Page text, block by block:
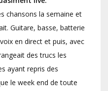
chansons la semaine et
Guitare, basse, batterie
en direct et puis, avec
des trucs les
ayant repris des
le week end de toute